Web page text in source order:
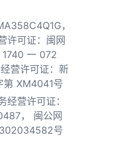
，
许可证：闽网
一 072
营许可证：新
第 XM4041号
经营许可证：
，
闽公网
号